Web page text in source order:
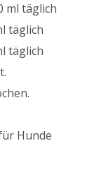
ml täglich
täglich
täglich
Hunde